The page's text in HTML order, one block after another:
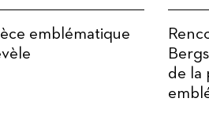
emblématique
de la